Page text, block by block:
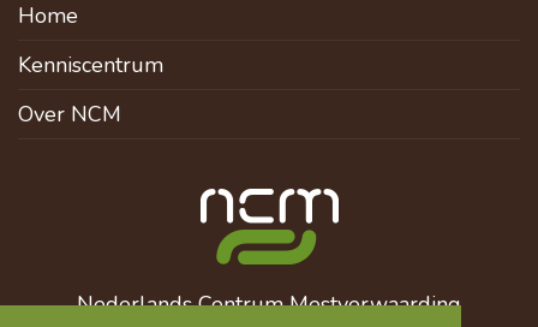
Home
Kenniscentrum
Over NCM
Nederlands Centrum Mestverwaarding